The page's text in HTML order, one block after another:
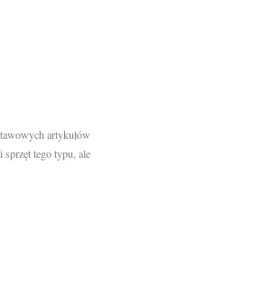
artykułów
tego typu, ale